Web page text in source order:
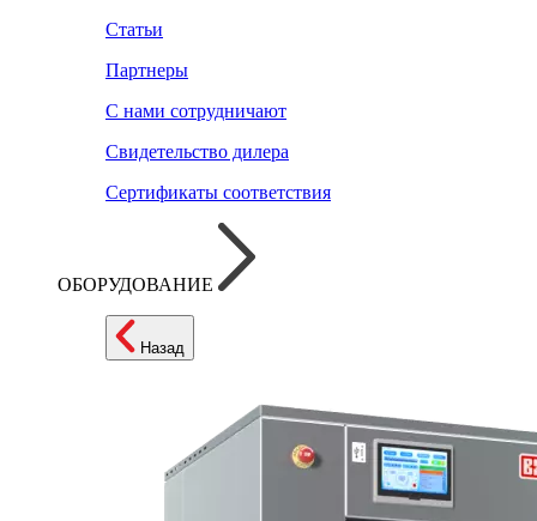
Статьи
Партнеры
С нами сотрудничают
Свидетельство дилера
Сертификаты соответствия
ОБОРУДОВАНИЕ
Назад